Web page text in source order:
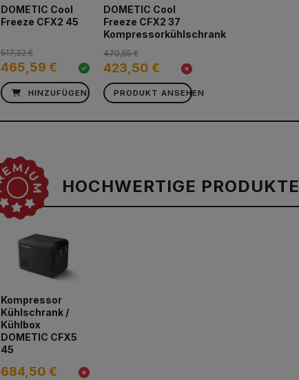
DOMETIC Cool
Freeze CFX2 45
465,59 €
517,32 €
HINZUFÜGEN
DOMETIC Cool
Freeze CFX2 37
Kompressorkühlschrank
423,50 €
470,55 €
PRODUKT ANSEHEN
HOCHWERTIGE PRODUKTE
Kompressor
Kühlschrank /
Kühlbox
DOMETIC CFX5
45
684,50 €